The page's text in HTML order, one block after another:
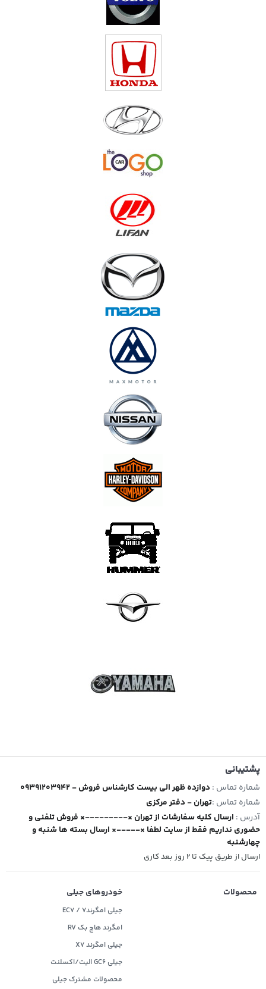
پشتیبانی
شماره تماس : 09391203942 - دوازده ظهر الی بیست کارشناس فروش
شماره تماس :تهران - دفتر مرکزی
آدرس : ارسال کلیه سفارشات از تهران ×---------× فروش تلفنی و
حضوری نداریم فقط از سایت لطفا ×-----× ارسال بسته ها شنبه و
چهارشنبه
ارسال از طریق پیک تا ۲ روز بعد کاری
محصولات خودروهای جیلی
جیلی امگرند۷ / EC7
امگرند هاچ بک RV
جیلی امگرند X7
جیلی GC6 الیت/اکسلنت
محصولات مشترک جیلی